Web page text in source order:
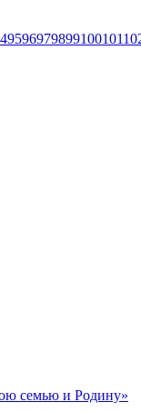
9596979899100101
семью и Родину»